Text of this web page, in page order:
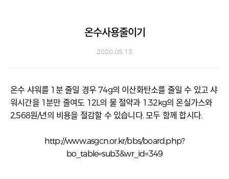
온수사용줄이기
2020.05.13
온수 샤워를 1분 줄일 경우 74g의 이산화탄소를 줄일 수 있고 샤
워시간을 1분만 줄여도 12L의 물 절약과 1.32kg의 온실가스와
2,568원/년의 비용을 절감할 수 있습니다. 모두 함께 합시다.
http://www.asgcn.or.kr/bbs/board.php?
bo_table=sub3&wr_id=349